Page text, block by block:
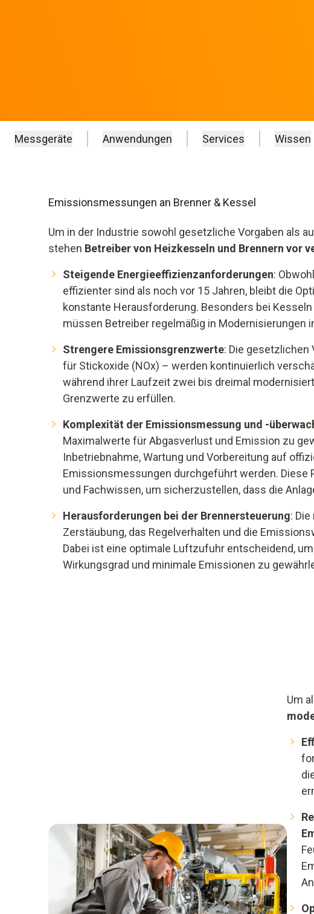
Messgeräte Anwendungen Services Wissen
Emissionsmessungen an Brenner & Kessel
Um in der Industrie sowohl gesetzliche Vorgaben als
stehen Betreiber von Heizkesseln und Brennern vor
Steigende Energieeffizienzanforderungen:
effizienter sind als noch vor 15 Jahren, bleibt die
konstante Herausforderung. Besonders bei
müssen Betreiber regelmäßig in Modernisierungen
Strengere Emissionsgrenzwerte: Die gesetzlichen
für Stickoxide (NOx) – werden kontinuierlich
während ihrer Laufzeit zwei bis dreimal
Grenzwerte zu erfüllen.
Komplexität der Emissionsmessung und -
Maximalwerte für Abgasverlust und Emission zu
Inbetriebnahme, Wartung und Vorbereitung auf
Emissionsmessungen durchgeführt werden. Diese
und Fachwissen, um sicherzustellen, dass die
Herausforderungen bei der Brennersteuerung:
Zerstäubung, das Regelverhalten und die
Dabei ist eine optimale Luftzufuhr entscheidend,
Wirkungsgrad und minimale Emissionen zu
Um